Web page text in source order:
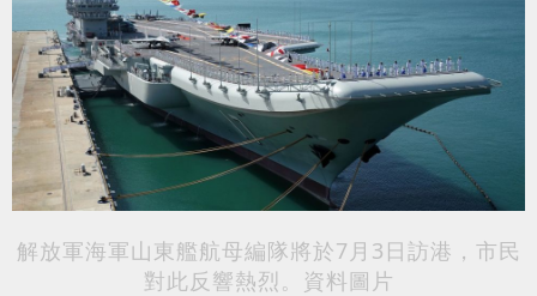
解放軍海軍山東艦航母編隊將於7月3日訪港，市民
對此反響熱烈。資料圖片